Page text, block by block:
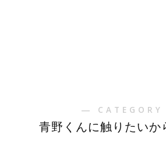
―
青野くんに触りたいか